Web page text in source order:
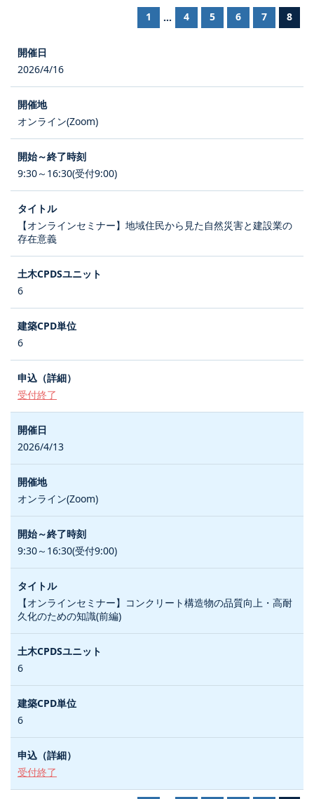
1 ... 4 5 6 7 8
2026/4/16
オンライン(Zoom)
9:30～16:30(受付9:00)
【オンラインセミナー】地域住民から見た自然災害と建設業の
存在意義
6
6
受付終了
2026/4/13
オンライン(Zoom)
9:30～16:30(受付9:00)
【オンラインセミナー】コンクリート構造物の品質向上・高耐
久化のための知識(前編)
6
6
受付終了